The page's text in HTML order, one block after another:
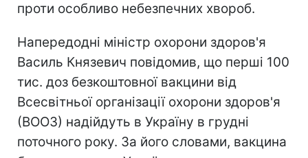
проти особливо небезпечних хвороб.
Напередодні міністр охорони здоров'я
Василь Князевич повідомив, що перші 100
тис. доз безкоштовної вакцини від
Всесвітньої організації охорони здоров'я
(ВООЗ) надійдуть в Україну в грудні
поточного року. За його словами, вакцина